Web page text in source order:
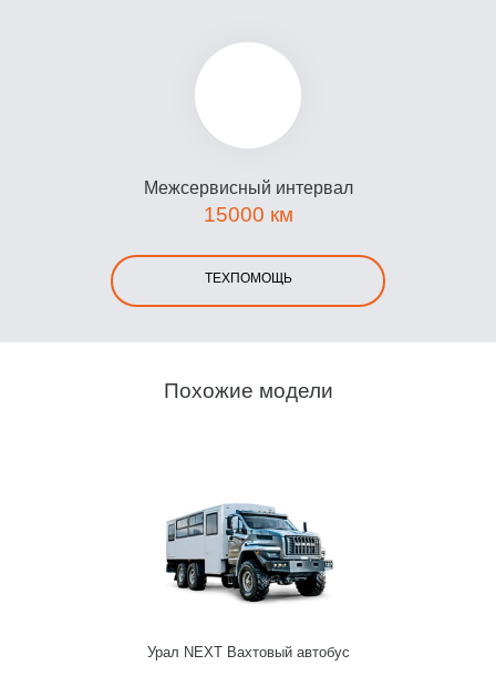
Межсервисный интервал
15000 км
ТЕХПОМОЩЬ
Похожие модели
Урал NEXT Вахтовый автобус